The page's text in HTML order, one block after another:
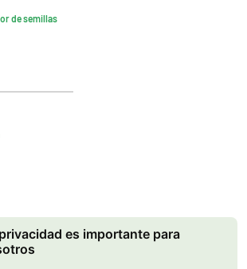
es importante para
de semillas